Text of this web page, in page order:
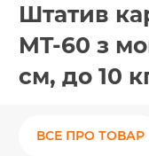
Штатив
MT-60 з
см, до 10
ВСЕ ПРО ТОВАР